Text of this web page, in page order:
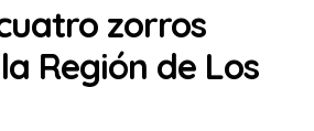
zorros
Región de Los